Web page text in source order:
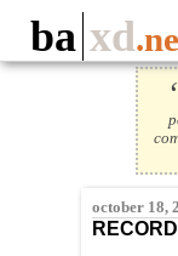
ba xd
october 18,